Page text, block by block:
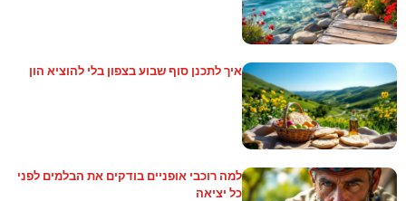
איך לתכנן סוף שבוע בצפון בלי להוציא הון
למה רוכבי אופניים בודקים את הבלמים לפני
כל יציאה